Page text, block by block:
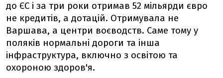
до ЄС і за три роки отримав 52 мільярди євро
не кредитів, а дотацій. Отримувала не
Варшава, а центри воєводств. Саме тому у
поляків нормальні дороги та інша
інфраструктура, включно з освітою та
охороною здоров'я.